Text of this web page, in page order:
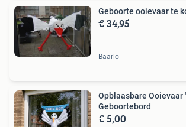
Geboorte ooievaar te
€ 34,95
Baarlo
Opblaasbare Ooievaar
Geboortebord
€ 5,00